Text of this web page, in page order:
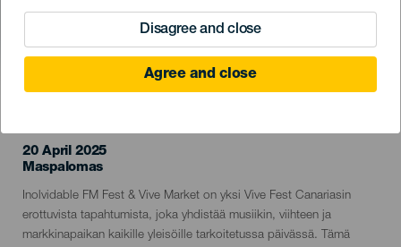
Disagree and close
Agree and close
TOTEUTUNUT TAPAHTUMA
20 April 2025
Localidad
Maspalomas
Descripción
del
evento
Inolvidable FM Fest & Vive Market on yksi Vive Fest Canariasin
erottuvista tapahtumista, joka yhdistää musiikin, viihteen ja
markkinapaikan kaikille yleisöille tarkoitetussa päivässä. Tämä